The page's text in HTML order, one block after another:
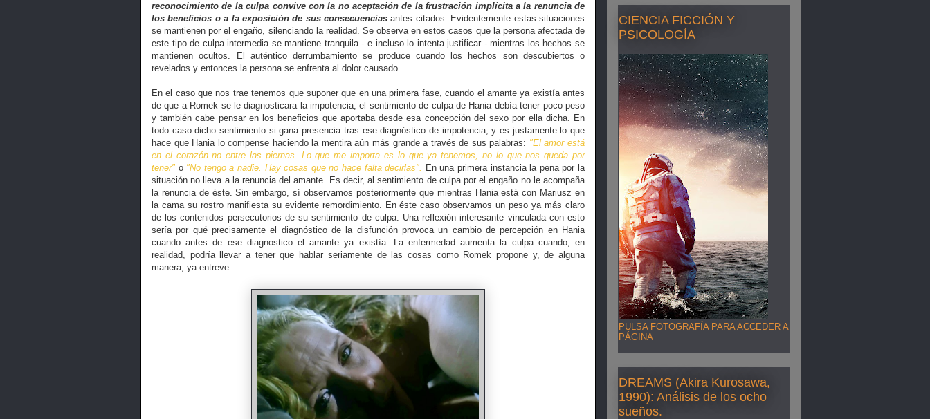
reconocimiento de la culpa convive con la no aceptación de la frustración implícita a la renuncia de
los beneficios o a la exposición de sus consecuenciasantes citados. Evidentemente estas situaciones
se mantienen por el engaño, silenciando la realidad. Se observa en estos casos que la persona afectada de
este tipo de culpa intermedia se mantiene tranquila - e incluso lo intenta justificar - mientras los hechos se
mantienen ocultos. El auténtico derrumbamiento se produce cuando los hechos son descubiertos o
revelados y entonces la persona se enfrenta al dolor causado.
En el caso que nos trae tenemos que suponer que en una primera fase, cuando el amante ya existía antes
de que a Romek se le diagnosticara la impotencia, el sentimiento de culpa de Hania debía tener poco peso
y también cabe pensar en los beneficios que aportaba desde esa concepción del sexo por ella dicha. En
todo caso dicho sentimiento si gana presencia tras ese diagnóstico de impotencia, y es justamente lo que
hace que Hania lo compense haciendo la mentira aún más grande a través de sus palabras: "El amor está
en el corazón no entre las piernas. Lo que me importa es lo que ya tenemos, no lo que nos queda por
tener" o"No tengo a nadie. Hay cosas que no hace falta decirlas". En una primera instancia la pena por la
situación no lleva a la renuncia del amante. Es decir, al sentimiento de culpa por el engaño no le acompaña
la renuncia de éste. Sin embargo, sí observamos posteriormente que mientras Hania está con Mariusz en
la cama su rostro manifiesta su evidente remordimiento. En éste caso observamos un peso ya más claro
de los contenidos persecutorios de su sentimiento de culpa. Una reflexión interesante vinculada con esto
sería por qué precisamente el diagnóstico de la disfunción provoca un cambio de percepción en Hania
cuando antes de ese diagnostico el amante ya existía. La enfermedad aumenta la culpa cuando, en
realidad, podría llevar a tener que hablar seriamente de las cosas como Romek propone y, de alguna
manera, ya entreve.
CIENCIA FICCIÓN Y
PSICOLOGÍA
PULSA FOTOGRAFÍA PARA ACCEDER A
PÁGINA
DREAMS (Akira Kurosawa,
1990): Análisis de los ocho
sueños.